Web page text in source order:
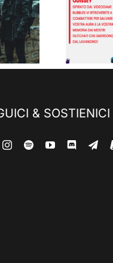
Glitch
& SOSTIENICI